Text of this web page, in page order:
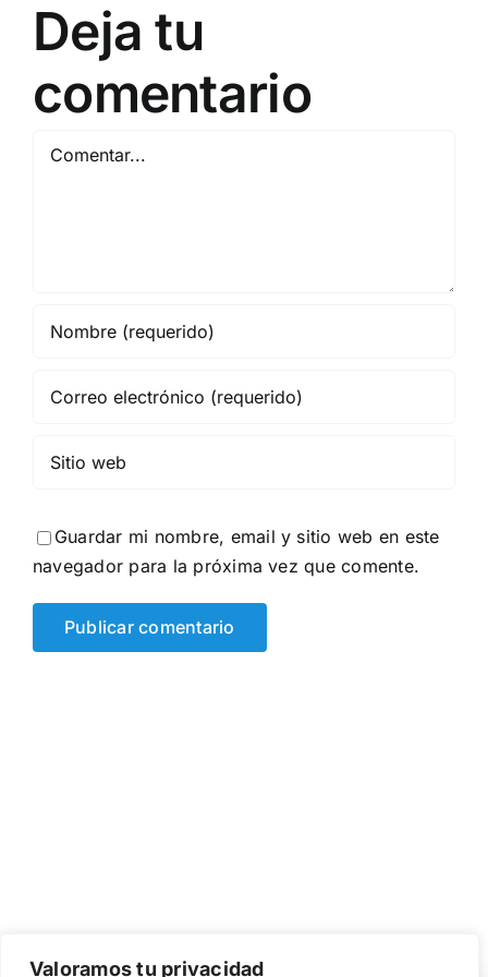
Valoramos tu privacidad
EN BARCELONA
Deja tu
comentario
Guardar mi nombre, email y sitio web en este
navegador para la próxima vez que comente.